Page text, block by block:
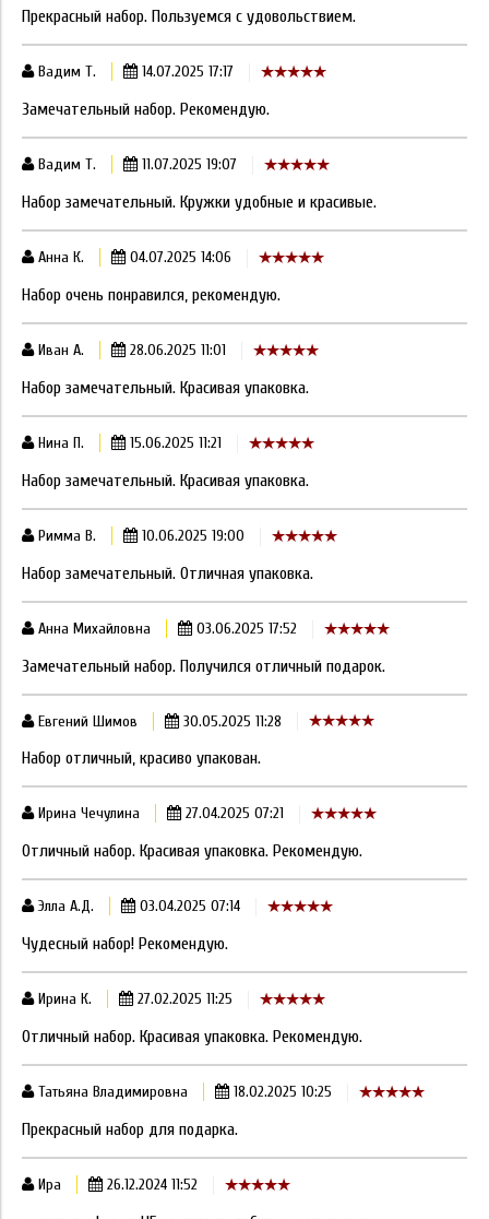
Прекрасный набор. Пользуемся с удовольствием.
Вадим Т. 14.07.2025 17:17
Замечательный набор. Рекомендую.
Вадим Т. 11.07.2025 19:07
Набор замечательный. Кружки удобные и красивые.
Анна К. 04.07.2025 14:06
Набор очень понравился, рекомендую.
Иван А. 28.06.2025 11:01
Набор замечательный. Красивая упаковка.
Нина П. 15.06.2025 11:21
Набор замечательный. Красивая упаковка.
Римма В. 10.06.2025 19:00
Набор замечательный. Отличная упаковка.
Анна Михайловна 03.06.2025 17:52
Замечательный набор. Получился отличный подарок.
Евгений Шимов 30.05.2025 11:28
Набор отличный, красиво упакован.
Ирина Чечулина 27.04.2025 07:21
Отличный набор. Красивая упаковка. Рекомендую.
Элла А.Д. 03.04.2025 07:14
Чудесный набор! Рекомендую.
Ирина К. 27.02.2025 11:25
Отличный набор. Красивая упаковка. Рекомендую.
Татьяна Владимировна 18.02.2025 10:25
Прекрасный набор для подарка.
Ира 26.12.2024 11:52